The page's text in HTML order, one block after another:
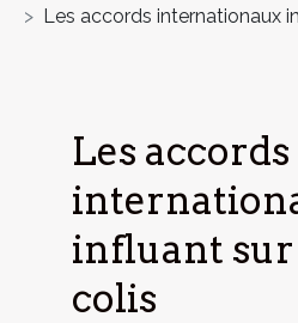
Les accords internationaux
Les accords
influant sur
colis